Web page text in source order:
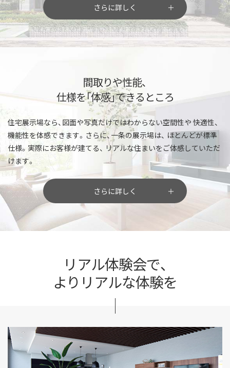
さらに詳しく
間取りや性能、
仕様を「体感」できるところ
住宅展示場なら、図面や写真だけではわからない空間性や 快適性、
機能性を体感できます。さらに、一条の展示場は、 ほとんどが標準
仕様。実際にお客様が建てる、 リアルな住まいをご体感していただ
けます。
さらに詳しく
リアル体験会で、
よりリアルな体験を